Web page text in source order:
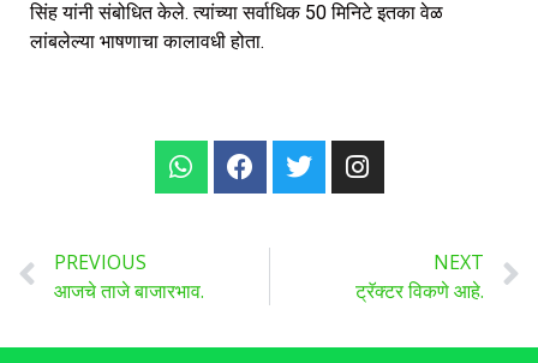
सिंह यांनी संबोधित केले. त्यांच्या सर्वाधिक 50 मिनिटे इतका वेळ
लांबलेल्या भाषणाचा कालावधी होता.
PREVIOUS
आजचे ताजे बाजारभाव.
NEXT
ट्रॅक्टर विकणे आहे.